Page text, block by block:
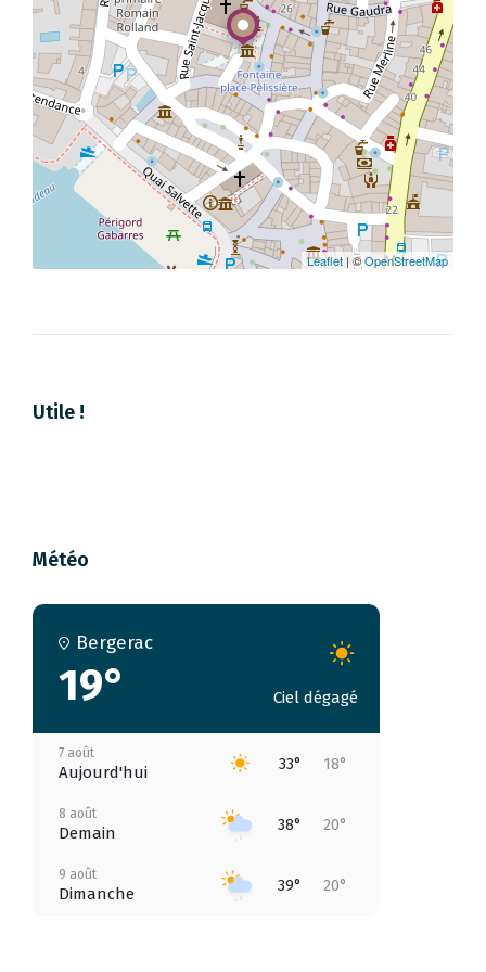
Leaflet | ©OpenStreetMap
Utile !
Météo
Bergerac
19° Ciel dégagé
7 août
Aujourd'hui 33° 18°
8 août
Demain 38° 20°
9 août
Dimanche 39° 20°